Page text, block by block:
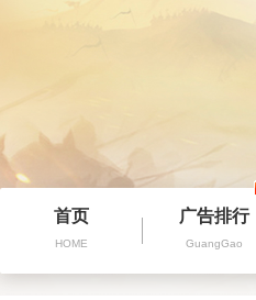
首页
HOME
广告排行
GuangGao